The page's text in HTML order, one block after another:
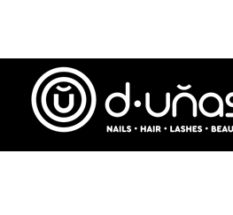
contenido